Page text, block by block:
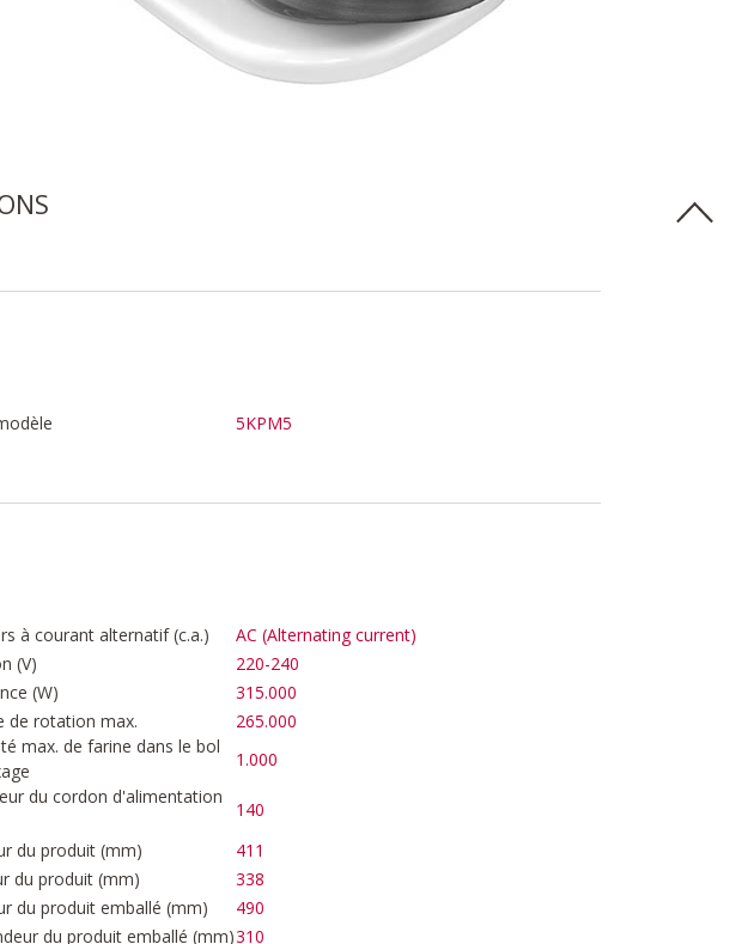
5KPM5
à courant alternatif (c.a.)
AC (Alternating current)
(V)
220-240
(W)
315.000
de rotation max.
265.000
max. de farine dans le bol
1.000
du cordon d'alimentation
140
du produit (mm)
411
du produit (mm)
338
du produit emballé (mm)
490
du produit emballé (mm)310